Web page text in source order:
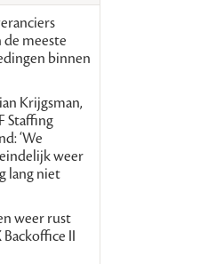
meeste
binnen
Krijgsman,
Staffing
‘We
weer
lang niet
weer rust
Backoffice II